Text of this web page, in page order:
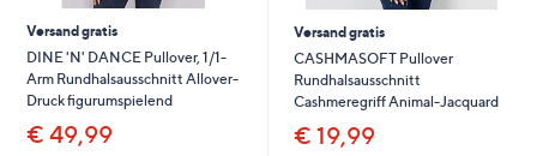
Versand gratis
DINE 'N' DANCE Pullover, 1/1-
Arm Rundhalsausschnitt Allover-
Druck figurumspielend
€ 49,99
Versand gratis
CASHMASOFT Pullover
Rundhalsausschnitt
Cashmeregriff Animal-Jacquard
€ 19,99